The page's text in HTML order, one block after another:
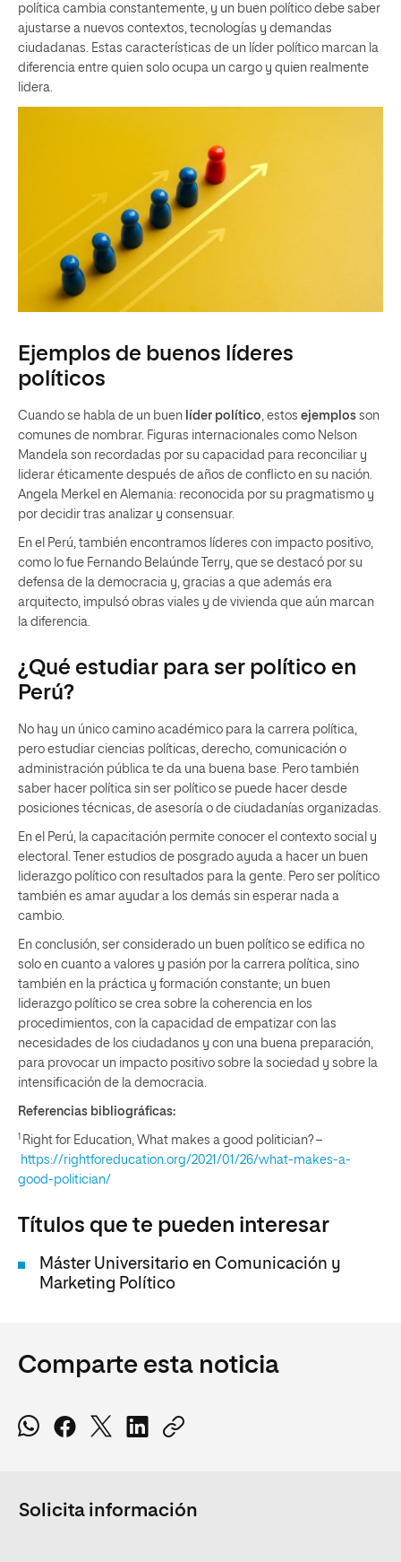
política cambia constantemente, y un buen político debe saber
ajustarse a nuevos contextos, tecnologías y demandas
ciudadanas. Estas características de un líder político marcan la
diferencia entre quien solo ocupa un cargo y quien realmente
lidera.
Ejemplos de buenos líderes
políticos
Cuando se habla de un buen líder político, estos ejemplos son
comunes de nombrar. Figuras internacionales como Nelson
Mandela son recordadas por su capacidad para reconciliar y
liderar éticamente después de años de conflicto en su nación.
Angela Merkel en Alemania: reconocida por su pragmatismo y
por decidir tras analizar y consensuar.
En el Perú, también encontramos líderes con impacto positivo,
como lo fue Fernando Belaúnde Terry, que se destacó por su
defensa de la democracia y, gracias a que además era
arquitecto, impulsó obras viales y de vivienda que aún marcan
la diferencia.
¿Qué estudiar para ser político en
Perú?
No hay un único camino académico para la carrera política,
pero estudiar ciencias políticas, derecho, comunicación o
administración pública te da una buena base. Pero también
saber hacer política sin ser político se puede hacer desde
posiciones técnicas, de asesoría o de ciudadanías organizadas.
En el Perú, la capacitación permite conocer el contexto social y
electoral. Tener estudios de posgrado ayuda a hacer un buen
liderazgo político con resultados para la gente. Pero ser político
también es amar ayudar a los demás sin esperar nada a
cambio.
En conclusión, ser considerado un buen político se edifica no
solo en cuanto a valores y pasión por la carrera política, sino
también en la práctica y formación constante; un buen
liderazgo político se crea sobre la coherencia en los
procedimientos, con la capacidad de empatizar con las
necesidades de los ciudadanos y con una buena preparación,
para provocar un impacto positivo sobre la sociedad y sobre la
intensificación de la democracia.
Referencias bibliográficas:
1 Right for Education, What makes a good politician? –
https://rightforeducation.org/2021/01/26/what-makes-a-
good-politician/
Títulos que te pueden interesar
Máster Universitario en Comunicación y
Marketing Político
Comparte esta noticia
Solicita información